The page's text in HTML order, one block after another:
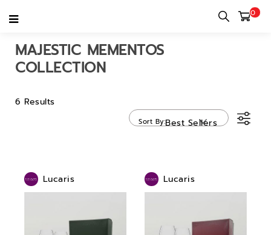
0
Home
MAJESTIC MEMENTOS
COLLECTION
6 Results
Sort ByBest Sellers
Lucaris Lucaris